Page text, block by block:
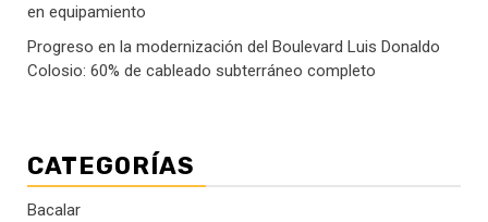
en equipamiento
Progreso en la modernización del Boulevard Luis Donaldo
Colosio: 60% de cableado subterráneo completo
CATEGORÍAS
Bacalar